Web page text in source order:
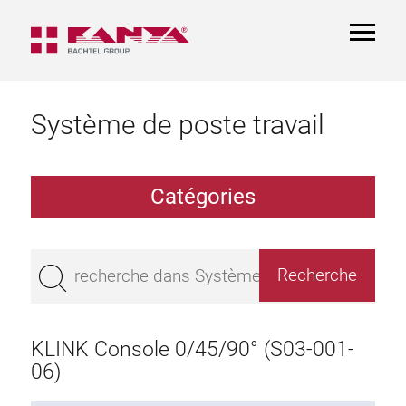
Système de poste travail
Catégories
Pateau de Table
Rayon
KLINK Console 0/45/90° (S03-001-
06)